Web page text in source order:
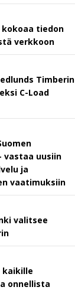
tiedon
verkkoon
Timberin
C-Load
vastaa uusiin
ja
vaatimuksiin
valitsee
kaikille
onnellista